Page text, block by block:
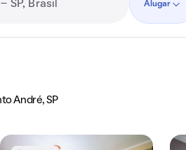
Alugar
André, SP